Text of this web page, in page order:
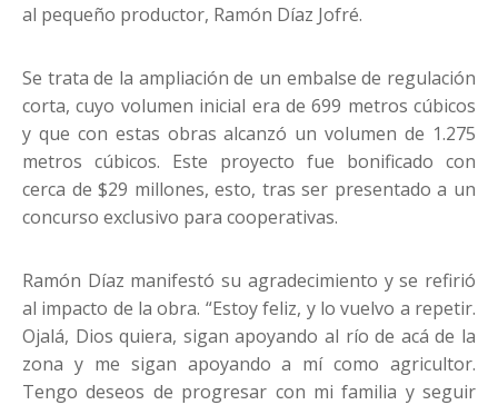
al pequeño productor, Ramón Díaz Jofré.
Se trata de la ampliación de un embalse de regulación
corta, cuyo volumen inicial era de 699 metros cúbicos
y que con estas obras alcanzó un volumen de 1.275
metros cúbicos. Este proyecto fue bonificado con
cerca de $29 millones, esto, tras ser presentado a un
concurso exclusivo para cooperativas.
Ramón Díaz manifestó su agradecimiento y se refirió
al impacto de la obra. “Estoy feliz, y lo vuelvo a repetir.
Ojalá, Dios quiera, sigan apoyando al río de acá de la
zona y me sigan apoyando a mí como agricultor.
Tengo deseos de progresar con mi familia y seguir